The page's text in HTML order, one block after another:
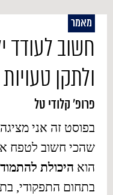
מאמר
חשוב לעודד
ולתקן
פרופ' קלודי טל
בפוסט זה אני
שהכי חשוב לטפח
הוא היכולת
בתחום התפקודי,